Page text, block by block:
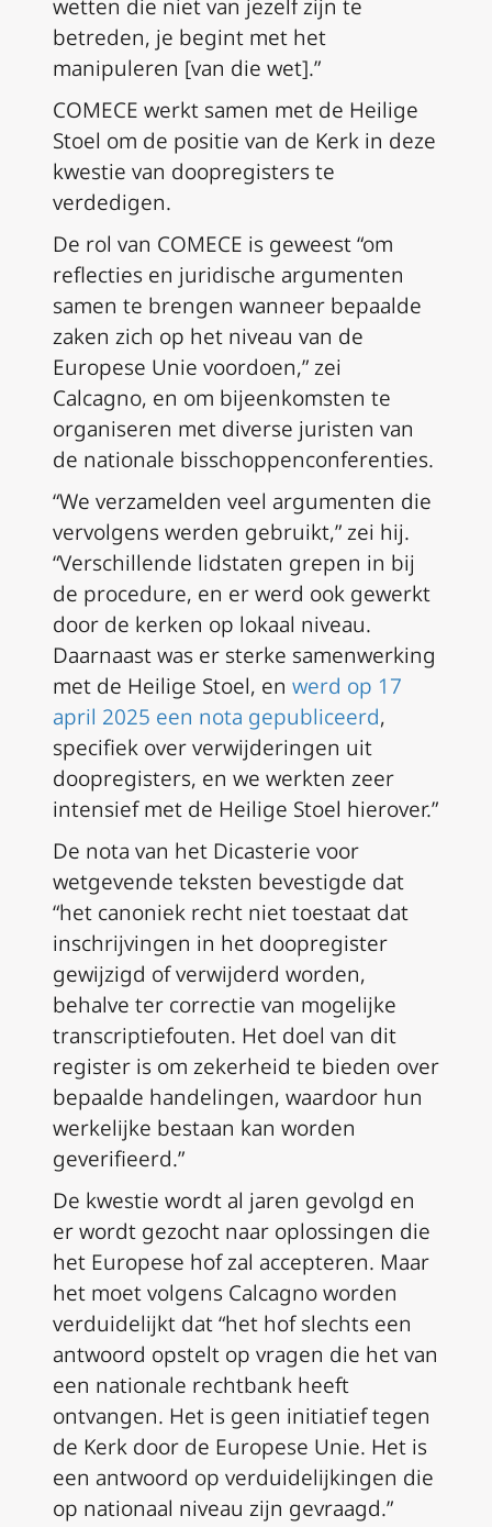
wetten die niet van jezelf zijn te
betreden, je begint met het
manipuleren [van die wet].”
COMECE werkt samen met de Heilige
Stoel om de positie van de Kerk in deze
kwestie van doopregisters te
verdedigen.
De rol van COMECE is geweest “om
reflecties en juridische argumenten
samen te brengen wanneer bepaalde
zaken zich op het niveau van de
Europese Unie voordoen,” zei
Calcagno, en om bijeenkomsten te
organiseren met diverse juristen van
de nationale bisschoppenconferenties.
“We verzamelden veel argumenten die
vervolgens werden gebruikt,” zei hij.
“Verschillende lidstaten grepen in bij
de procedure, en er werd ook gewerkt
door de kerken op lokaal niveau.
Daarnaast was er sterke samenwerking
met de Heilige Stoel, en werd op 17
april 2025 een nota gepubliceerd,
specifiek over verwijderingen uit
doopregisters, en we werkten zeer
intensief met de Heilige Stoel hierover.”
De nota van het Dicasterie voor
wetgevende teksten bevestigde dat
“het canoniek recht niet toestaat dat
inschrijvingen in het doopregister
gewijzigd of verwijderd worden,
behalve ter correctie van mogelijke
transcriptiefouten. Het doel van dit
register is om zekerheid te bieden over
bepaalde handelingen, waardoor hun
werkelijke bestaan kan worden
geverifieerd.”
De kwestie wordt al jaren gevolgd en
er wordt gezocht naar oplossingen die
het Europese hof zal accepteren. Maar
het moet volgens Calcagno worden
verduidelijkt dat “het hof slechts een
antwoord opstelt op vragen die het van
een nationale rechtbank heeft
ontvangen. Het is geen initiatief tegen
de Kerk door de Europese Unie. Het is
een antwoord op verduidelijkingen die
op nationaal niveau zijn gevraagd.”